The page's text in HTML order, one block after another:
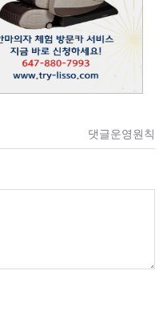
댓글운영원칙